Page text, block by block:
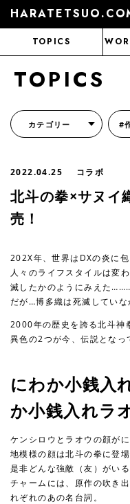
TOPICS
TOPICS
カテゴリー #
2022.04.25 コラボ
北斗の拳×サヌ
売！
202X年、世界はDXの炎に包
人々のライフスタイルは変
滅したかのようにみえた
だが…博多織は死滅していな
2000年の歴史を誇る北斗神
異色の2つが今、伝説となっ
にわか小銭入
か小銭入れラ
ケンシロウとラオウの顔が
地模様の顔は北斗の拳に登
是非どんな強敵（友）がい
チャームには、原作の吹き
れぞれのあの名台詞。